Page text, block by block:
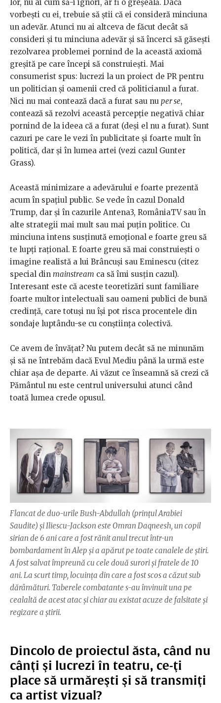
lor, nu ai cum să-i ignori, ar fi o greşeală. Dacă
vorbeşti cu ei, trebuie să ştii că ei consideră minciuna
un adevăr. Atunci nu ai altceva de făcut decât să
consideri şi tu minciuna adevăr şi să încerci să găseşti
rezolvarea problemei pornind de la această axiomă
greşită pe care începi să construieşti. Mai
consumerist spus: lucrezi la un proiect de PR pentru
un politician şi oamenii cred că politicianul a furat.
Nici nu mai contează dacă a furat sau nu per se,
contează să rezolvi această percepţie negativă chiar
pornind de la ideea că a furat (deşi el nu a furat). Sunt
cazuri pe care le vezi în publicitate şi foarte mult în
politică, dar şi în lumea artei (vezi cazul Gunter
Grass).
Această minimizare a adevărului e foarte prezentă
acum în spaţiul public. Se vede în cazul Donald
Trump, dar şi în cazurile Antena3, RomâniaTV sau în
alte strategii mai mult sau mai puţin politice. Cu
minciuna intens susţinută emoţional e foarte greu să
te lupţi raţional. E foarte greu să mai construieşti o
imagine realistă a lui Brâncuşi sau Eminescu (citez
special din mainstream ca să îmi susţin cazul).
Interesant este că aceste teoretizări sunt familiare
foarte multor intelectuali sau oameni publici de bună
credinţă, care totuşi nu îşi pot risca procentele din
sondaje luptându-se cu conştiinţa colectivă.
Ce avem de învăţat? Nu putem decât să ne minunăm
şi să ne întrebăm dacă Evul Mediu până la urmă este
chiar aşa de departe. Ai văzut ce înseamnă să crezi că
Pământul nu este centrul universului atunci când
toată lumea crede opusul.
Flancat de duo-urile Bush-Abdullah (prinţul Arabiei
Saudite) şi Iliescu-Jackson este Omran Daqneesh, un copil
sirian de 6 ani care a fost rănit anul trecut într-un
bombardament în Alep şi a apărut pe toate canalele de ştiri.
A fost salvat împreună cu cele două surori şi fratele de 10
ani. La scurt timp, locuinţa din care a fost scos a căzut sub
dărâmături. Taberele combatante s-au învinuit una pe
cealaltă de acest atac şi chiar au existat acuze de falsitate şi
regizare a ştirii.
Dincolo de proiectul ăsta, când nu
cânţi şi lucrezi în teatru, ce-ţi
place să urmăreşti şi să transmiţi
ca artist vizual?